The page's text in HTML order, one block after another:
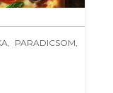
PARADICSOM,